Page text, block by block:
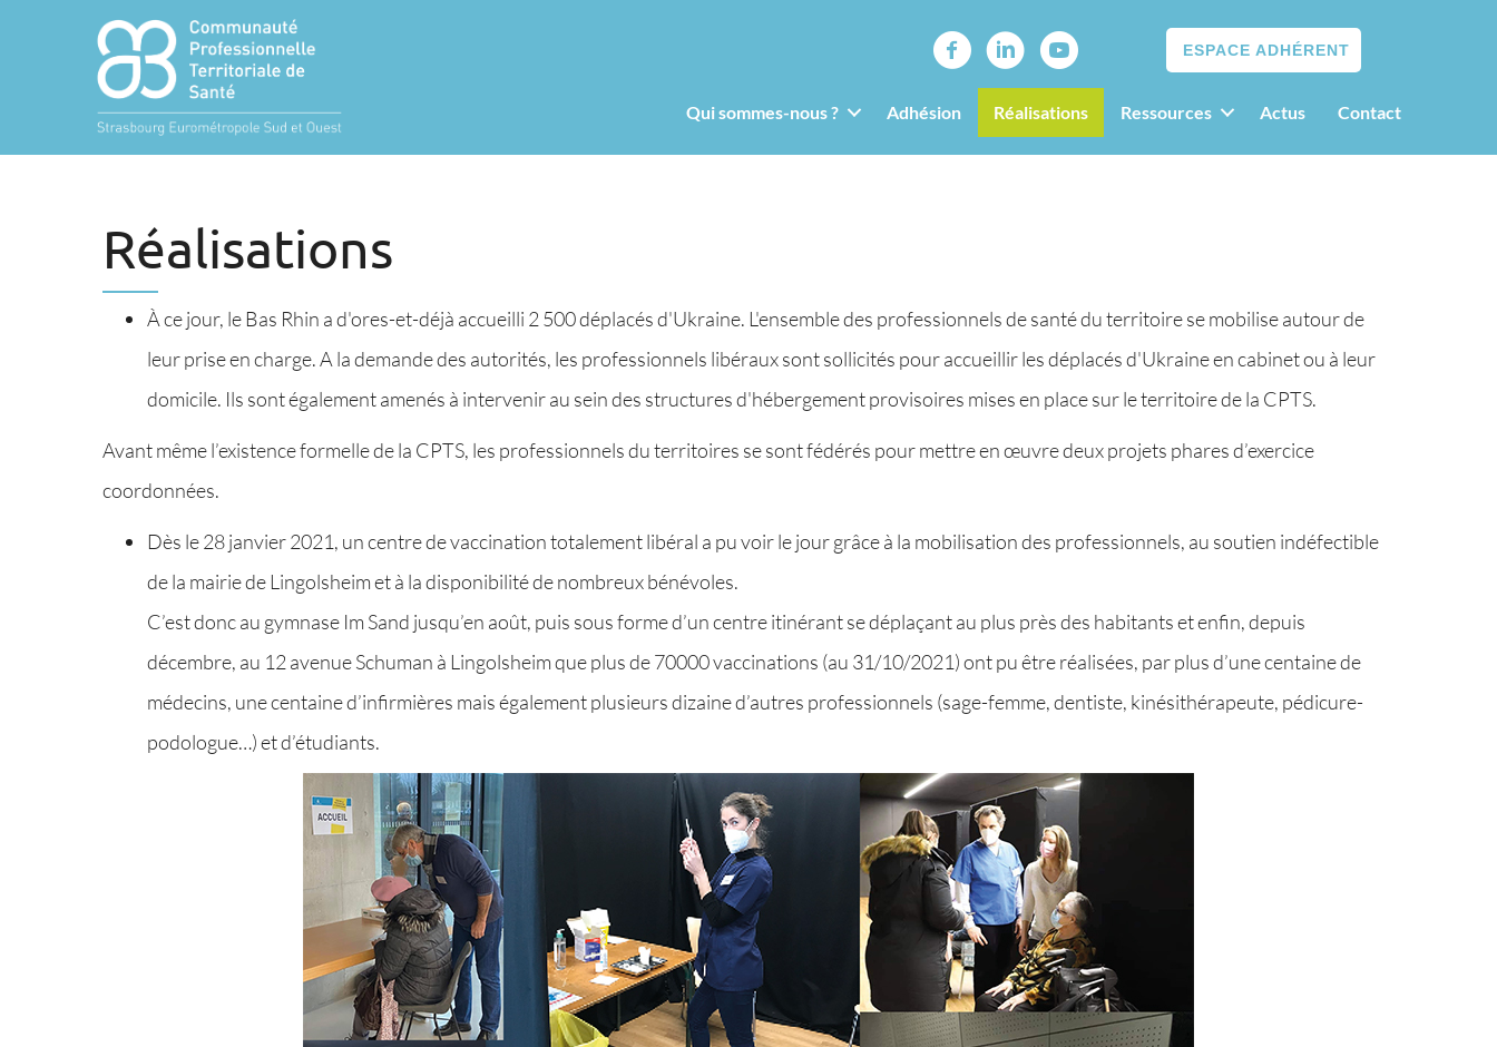
ESPACE ADHÉRENT
Qui sommes-nous ? Adhésion Réalisations Ressources Actus Contact
Réalisations
À ce jour, le Bas Rhin a d'ores-et-déjà accueilli 2 500 déplacés d'Ukraine. L'ensemble des professionnels de santé du territoire se mobilise autour de
leur prise en charge. A la demande des autorités, les professionnels libéraux sont sollicités pour accueillir les déplacés d'Ukraine en cabinet ou à leur
domicile. Ils sont également amenés à intervenir au sein des structures d'hébergement provisoires mises en place sur le territoire de la CPTS.
Avant même l’existence formelle de la CPTS, les professionnels du territoires se sont fédérés pour mettre en œuvre deux projets phares d’exercice
coordonnées.
Dès le 28 janvier 2021, un centre de vaccination totalement libéral a pu voir le jour grâce à la mobilisation des professionnels, au soutien indéfectible
de la mairie de Lingolsheim et à la disponibilité de nombreux bénévoles.
C’est donc au gymnase Im Sand jusqu’en août, puis sous forme d’un centre itinérant se déplaçant au plus près des habitants et enfin, depuis
décembre, au 12 avenue Schuman à Lingolsheim que plus de 70000 vaccinations (au 31/10/2021) ont pu être réalisées, par plus d’une centaine de
médecins, une centaine d’infirmières mais également plusieurs dizaine d’autres professionnels (sage-femme, dentiste, kinésithérapeute, pédicure-
podologue…) et d’étudiants.